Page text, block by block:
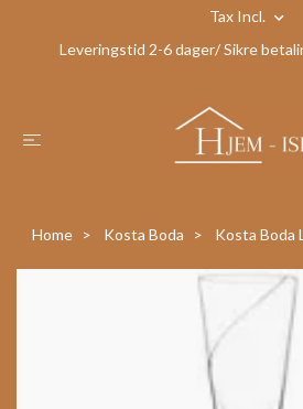
Tax Incl.
Leveringstid 2-6 dager/ Sikre
Home Kosta Boda Kosta Boda